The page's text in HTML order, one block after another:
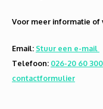
Voor meer informatie of
Email: Stuur een e-mail
Telefoon: 026-20 60 300
contactformulier